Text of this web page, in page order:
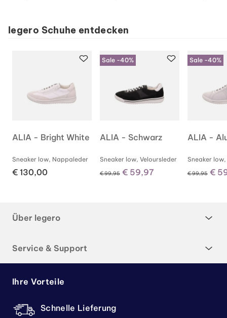
legero Schuhe entdecken
ALIA - Bright White
Sneaker low, Nappaleder
€ 130,00
Sale -40%
ALIA - Schwarz
Sneaker low, Veloursleder
€ 99,95 € 59,97
Sale -40%
ALIA -
Sneaker
€ 99,95 €
Über legero
Service & Support
Ihre Vorteile
Schnelle Lieferung